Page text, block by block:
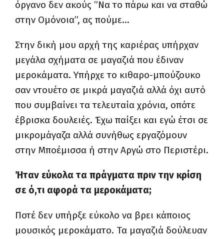
όργανο δεν ακούς ”Να το πάρω και να σταθώ
στην Ομόνοια”, ας πούμε…
Στην δική μου αρχή της καριέρας υπήρχαν
μεγάλα σχήματα σε μαγαζιά που έδιναν
μεροκάματα. Υπήρχε το κιθαρο-μπούζουκο
σαν ντουέτο σε μικρά μαγαζιά αλλά όχι αυτό
που συμβαίνει τα τελευταία χρόνια, οπότε
έβρισκα δουλειές. Έχω παίξει και εγώ έτσι σε
μικρομάγαζα αλλά συνήθως εργαζόμουν
στην Μποέμισσα ή στην Αργώ στο Περιστέρι.
Ήταν εύκολα τα πράγματα πριν την κρίση
σε ό,τι αφορά τα μεροκάματα;
Ποτέ δεν υπήρξε εύκολο να βρει κάποιος
μουσικός μεροκάματο. Τα μαγαζιά δούλευαν